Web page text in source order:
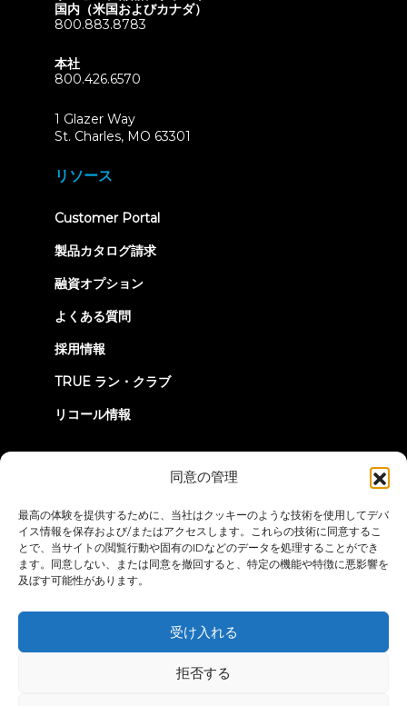
同意の管理
最高の体験を提供するために、当社はクッキーのような技術を使用してデバ
イス情報を保存および/またはアクセスします。これらの技術に同意するこ
とで、当サイトの閲覧行動や固有のIDなどのデータを処理することができ
ます。同意しない、または同意を撤回すると、特定の機能や特徴に悪影響を
及ぼす可能性があります。
受け入れる
拒否する
国内（米国およびカナダ）
800.883.8783
本社
800.426.6570
1 Glazer Way
St. Charles, MO 63301
リソース
Customer Portal(opens
製品カタログ請求
融資オプション
よくある質問
採用情報
TRUE ラン・クラブ
リコール情報
© 2026 True Fitness. All Rights Reserved
プライバシーポリシー
アクセシビリティ・ステートメ
ント